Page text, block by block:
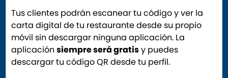
Tus clientes podrán escanear tu código y ver la
carta digital de tu restaurante desde su propio
móvil sin descargar ninguna aplicación. La
aplicaciónsiempre será gratisy puedes
descargar tu código QR desde tu perfil.